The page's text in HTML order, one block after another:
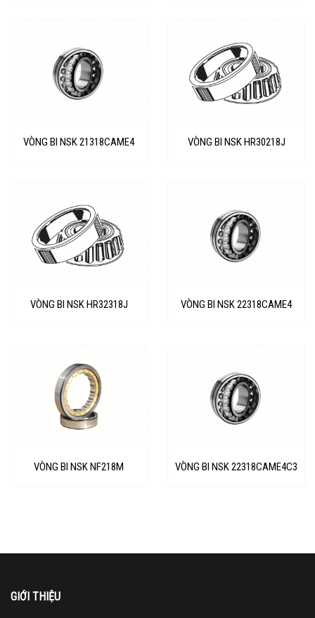
VÒNG BI NSK 21318CAME4 VÒNG BI NSK HR30218J
VÒNG BI NSK HR32318J VÒNG BI NSK 22318CAME4
VÒNG BI NSK NF218M VÒNG BI NSK 22318CAME4C3
GIỚI THIỆU